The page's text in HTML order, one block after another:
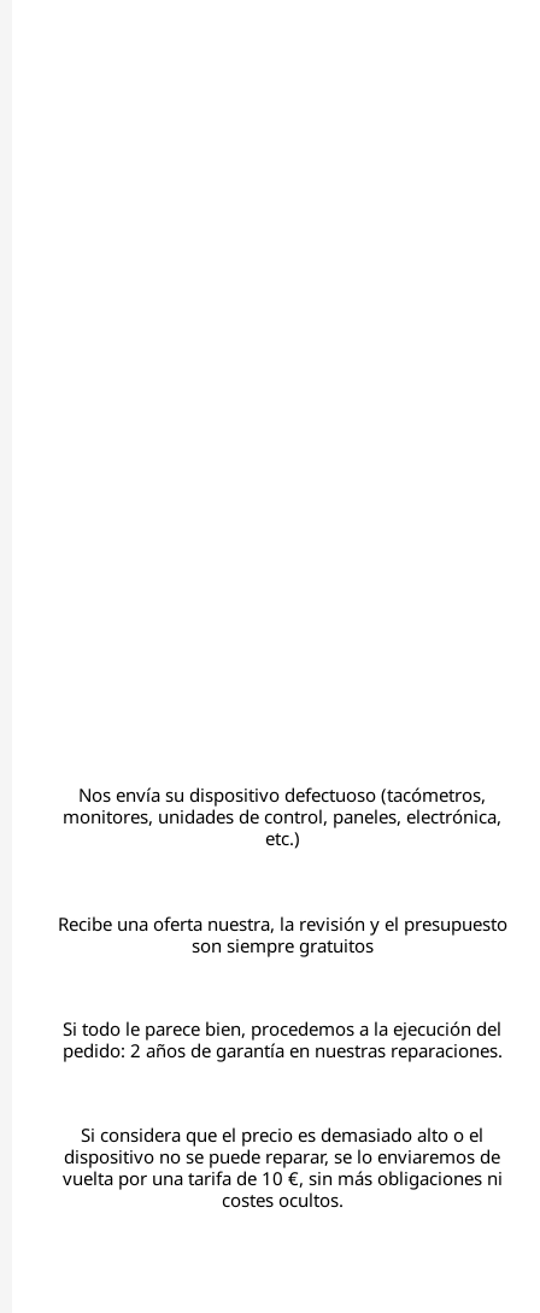
Nos envía su dispositivo defectuoso (tacómetros,
monitores, unidades de control, paneles, electrónica,
etc.)
Recibe una oferta nuestra, la revisión y el presupuesto
son siempre gratuitos
Si todo le parece bien, procedemos a la ejecución del
pedido: 2 años de garantía en nuestras reparaciones.
Si considera que el precio es demasiado alto o el
dispositivo no se puede reparar, se lo enviaremos de
vuelta por una tarifa de 10 €, sin más obligaciones ni
costes ocultos.